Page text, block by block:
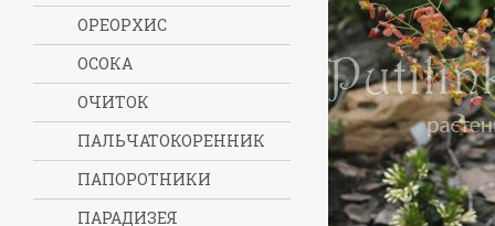
ОРЕОРХИС
ОСОКА
ОЧИТОК
ПАЛЬЧАТОКОРЕННИК
ПАПОРОТНИКИ
ПАРАДИЗЕЯ